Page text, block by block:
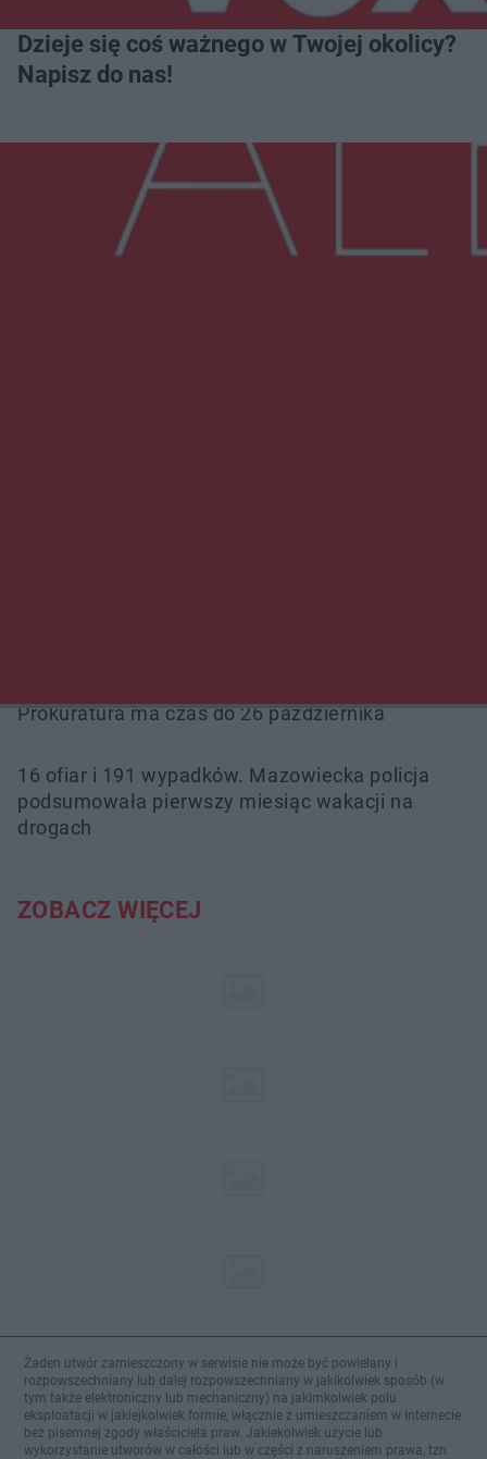
Dzieje się coś ważnego w Twojej okolicy?
Napisz do nas!
Więcej
Prokuratura ma czas do 26 października
16 ofiar i 191 wypadków. Mazowiecka policja
podsumowała pierwszy miesiąc wakacji na
drogach
ZOBACZ WIĘCEJ
Żaden utwór zamieszczony w serwisie nie może być powielany i
rozpowszechniany lub dalej rozpowszechniany w jakikolwiek sposób (w
tym także elektroniczny lub mechaniczny) na jakimkolwiek polu
eksploatacji w jakiejkolwiek formie, włącznie z umieszczaniem w Internecie
bez pisemnej zgody właściciela praw. Jakiekolwiek użycie lub
wykorzystanie utworów w całości lub w części z naruszeniem prawa, tzn.